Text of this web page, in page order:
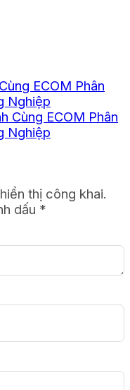
ECOM Phân
Nghiệp
Cùng ECOM Phân
Nghiệp
thị công khai.
dấu *